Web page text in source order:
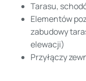
Tarasu,
Elementów
zabudowy
elewacji)
Przyłączy